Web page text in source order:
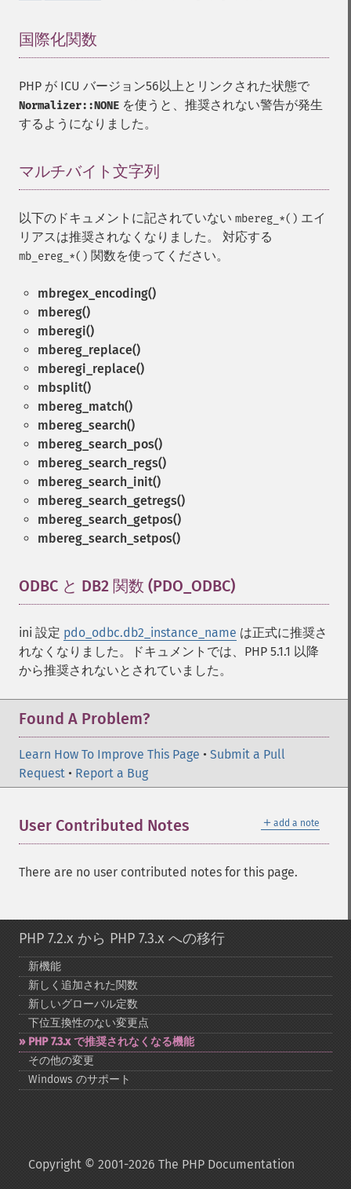
国際化関数
PHP が ICU バージョン56以上とリンクされた状態で
Normalizer::NONE を使うと、推奨されない警告が発生
するようになりました。
マルチバイト文字列
以下のドキュメントに記されていない mbereg_*() エイ
リアスは推奨されなくなりました。 対応する
mb_ereg_*() 関数を使ってください。
mbregex_encoding()
mbereg()
mberegi()
mbereg_replace()
mberegi_replace()
mbsplit()
mbereg_match()
mbereg_search()
mbereg_search_pos()
mbereg_search_regs()
mbereg_search_init()
mbereg_search_getregs()
mbereg_search_getpos()
mbereg_search_setpos()
ODBC と DB2 関数 (PDO_ODBC)
ini 設定 pdo_odbc.db2_instance_name は正式に推奨さ
れなくなりました。ドキュメントでは、PHP 5.1.1 以降
から推奨されないとされていました。
Found A Problem?
Learn How To Improve This Page • Submit a Pull
Request • Report a Bug
＋ add a note
User Contributed Notes
There are no user contributed notes for this page.
PHP 7.2.x から PHP 7.3.x への移行
新機能
新しく追加された関数
新しいグローバル定数
下位互換性のない変更点
PHP 7.3.x で推奨されなくなる機能
その他の変更
Windows のサポート
Copyright © 2001-2026 The PHP Documentation